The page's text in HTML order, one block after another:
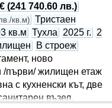
(241 740.60 лв.)
кв.м) Тристаен
кв.м Тухла 2025 г.
2
В строеж
ново
/първи/ жилищен етаж
с кухненски кът, две
възел.